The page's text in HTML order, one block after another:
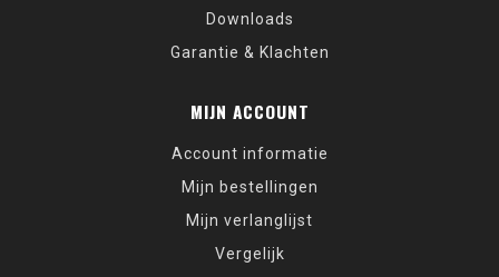
Downloads
Garantie & Klachten
MIJN ACCOUNT
Account informatie
Mijn bestellingen
Mijn verlanglijst
Vergelijk